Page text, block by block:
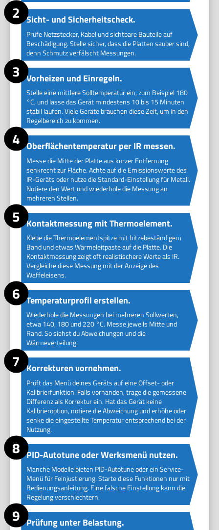
Sicht- und Sicherheitscheck.
Prüfe Netzstecker, Kabel und sichtbare Bauteile auf
Beschädigung. Stelle sicher, dass die Platten sauber sind,
denn Schmutz verfälscht Messungen.
Vorheizen und Einregeln.
Stelle eine mittlere Solltemperatur ein, zum Beispiel 180
°C, und lasse das Gerät mindestens 10 bis 15 Minuten
stabil laufen. Viele Geräte brauchen diese Zeit, um in den
Regelbereich zu kommen.
Oberflächentemperatur per IR messen.
Messe die Mitte der Platte aus kurzer Entfernung
senkrecht zur Fläche. Achte auf die Emissionswerte des
IR-Geräts oder nutze die Standard-Einstellung für Metall.
Notiere den Wert und wiederhole die Messung an
mehreren Stellen.
Kontaktmessung mit Thermoelement.
Klebe die Thermoelementspitze mit hitzebeständigem
Band und etwas Wärmeleitpaste auf die Platte. Die
Kontaktmessung zeigt oft realistischere Werte als IR.
Vergleiche diese Messung mit der Anzeige des
Waffeleisens.
Temperaturprofil erstellen.
Wiederhole die Messungen bei mehreren Sollwerten,
etwa 140, 180 und 220 °C. Messe jeweils Mitte und
Rand. So siehst du Abweichungen und die
Wärmeverteilung.
Korrekturen vornehmen.
Prüft das Menü deines Geräts auf eine Offset- oder
Kalibrierfunktion. Falls vorhanden, trage die gemessene
Differenz als Korrektur ein. Hat das Gerät keine
Kalibrieroption, notiere die Abweichung und erhöhe oder
senke die eingestellte Temperatur entsprechend bei der
Nutzung.
PID-Autotune oder Werksmenü nutzen.
Manche Modelle bieten PID-Autotune oder ein Service-
Menü für Feinjustierung. Starte diese Funktionen nur mit
Bedienungsanleitung. Eine falsche Einstellung kann die
Regelung verschlechtern.
Prüfung unter Belastung.